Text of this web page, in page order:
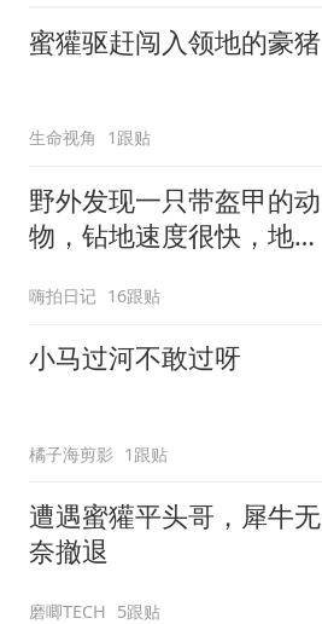
蜜獾驱赶闯入领地的豪猪
生命视角 1跟贴
野外发现一只带盔甲的动
物，钻地速度很快，地鼠
嗨拍日记 16跟贴
小马过河不敢过呀
橘子海剪影 1跟贴
遭遇蜜獾平头哥，犀牛无
奈撤退
磨唧TECH 5跟贴